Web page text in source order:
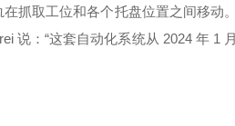
抓取工位和各个托盘位置之间移动
说：“这套自动化系统从 2024 年 1